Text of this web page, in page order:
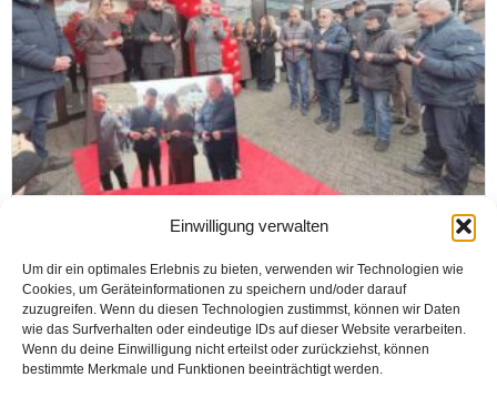
Einwilligung verwalten
Um dir ein optimales Erlebnis zu bieten, verwenden wir Technologien wie
Cookies, um Geräteinformationen zu speichern und/oder darauf
zuzugreifen. Wenn du diesen Technologien zustimmst, können wir Daten
wie das Surfverhalten oder eindeutige IDs auf dieser Website verarbeiten.
Wenn du deine Einwilligung nicht erteilst oder zurückziehst, können
bestimmte Merkmale und Funktionen beeinträchtigt werden.
açıldı
Haber Merkezi